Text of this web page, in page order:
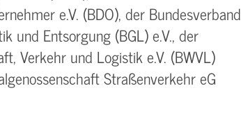
e.V. (BDO), der Bundesverband
und Entsorgung (BGL) e.V., der
Verkehr und Logistik e.V. (BWVL)
Straßenverkehr eG